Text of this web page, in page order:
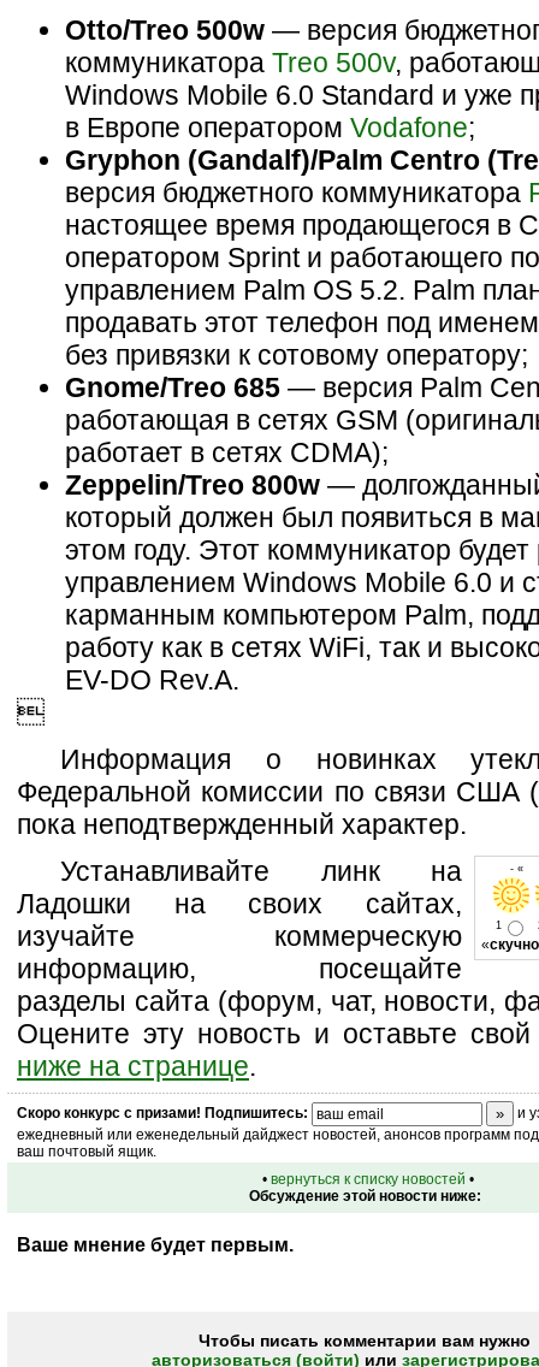
Otto/Treo 500w — версия
коммуникатора Treo 500v,
Windows Mobile 6.0 Standard и уже
в Европе оператором Vodafone;
Gryphon (Gandalf)/Palm Centro
версия бюджетного коммуникатора
настоящее время продающегося в
оператором Sprint и работающего
управлением Palm OS 5.2. Palm
продавать этот телефон под
без привязки к сотовому оператору;
Gnome/Treo 685 — версия Palm
работающая в сетях GSM
работает в сетях CDMA);
Zeppelin/Treo 800w —
который должен был появиться в
этом году. Этот коммуникатор будет
управлением Windows Mobile 6.0 и
карманным компьютером Palm,
работу как в сетях WiFi, так и
EV-DO Rev.A.

Информация о новинках
Федеральной комиссии по связи США (
пока неподтвержденный характер.
- «
1
«скучно
Устанавливайте линк на
Ладошки на своих сайтах,
изучайте коммерческую
информацию, посещайте
разделы сайта (форум, чат, новости,
Оцените эту новость и оставьте
ниже на странице.
Скоро конкурс с призами! Подпишитесь:
и
ежедневный или еженедельный дайджест новостей, анонсов программ
ваш почтовый ящик.
• вернуться к списку новостей •
Обсуждение этой новости ниже:
Ваше мнение будет первым.
Чтобы писать комментарии вам нужно
авторизоваться (войти) или